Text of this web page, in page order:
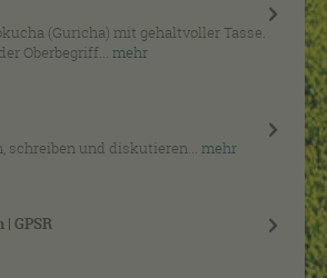
(Guricha) mit gehaltvoller Tasse.
Oberbegriff... mehr
schreiben und diskutieren... mehr
GPSR